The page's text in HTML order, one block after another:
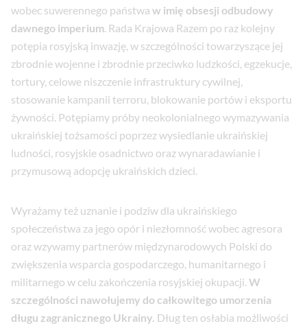
wobec suwerennego państwa w imię obsesji odbudowy
dawnego imperium. Rada Krajowa Razem po raz kolejny
potępia rosyjską inwazję, w szczególności towarzyszące jej
zbrodnie wojenne i zbrodnie przeciwko ludzkości, egzekucje,
tortury, celowe niszczenie infrastruktury cywilnej,
stosowanie kampanii terroru, blokowanie portów i eksportu
żywności. Potępiamy próby neokolonialnego wymazywania
ukraińskiej tożsamości poprzez wysiedlanie ukraińskiej
ludności, rosyjskie osadnictwo oraz wynaradawianie i
przymusową adopcję ukraińskich dzieci.
Wyrażamy też uznanie i podziw dla ukraińskiego
społeczeństwa za jego opór i niezłomność wobec agresora
oraz wzywamy partnerów międzynarodowych Polski do
zwiększenia wsparcia gospodarczego, humanitarnego i
militarnego w celu zakończenia rosyjskiej okupacji. W
szczególności nawołujemy do całkowitego umorzenia
długu zagranicznego Ukrainy. Dług ten osłabia możliwości